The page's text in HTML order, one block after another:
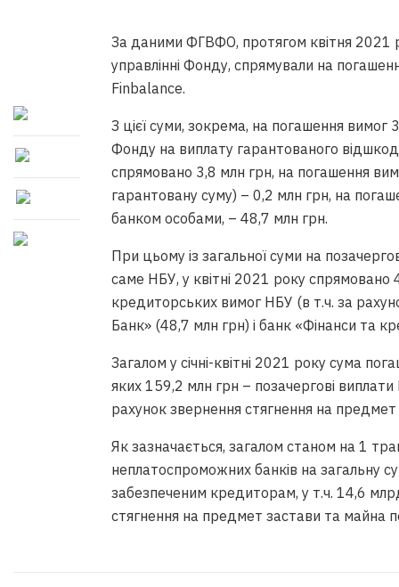
За даними ФГВФО, протягом квітня 2021
управлінні Фонду, спрямували на
Finbalance.
З цієї суми, зокрема, на погашення
Фонду на виплату гарантованого
спрямовано 3,8 млн грн, на погашення
гарантовану суму) – 0,2 млн грн, на
банком особами, – 48,7 млн грн.
При цьому із загальної суми на
саме НБУ, у квітні 2021 року
кредиторських вимог НБУ (в т.ч. за
Банк» (48,7 млн грн) і банк «Фінанси та
Загалом у січні-квітні 2021 року сума
яких 159,2 млн грн – позачергові
рахунок звернення стягнення на
Як зазначається, загалом станом на 1
неплатоспроможних банків на загальну
забезпеченим кредиторам, у т.ч. 14,6
стягнення на предмет застави та майна